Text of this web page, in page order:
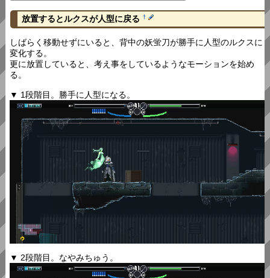
放置するとルクスが人型に戻る †
しばらく移動せずにいると、背中の妖蛍刀が勝手に人型のルクスに
変化する。
更に放置していると、考え事をしているようなモーションを始め
る。
▼ 1段階目。勝手に人型になる。
▼ 2段階目。なやみちゅう。